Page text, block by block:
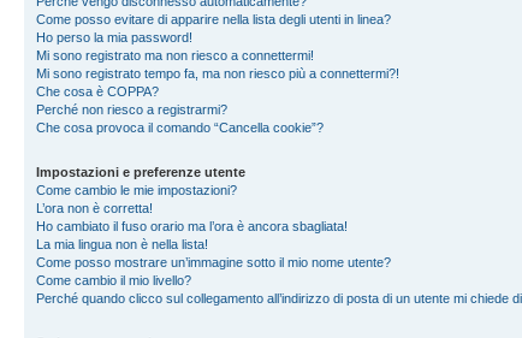
Come posso evitare di apparire nella lista degli utenti in linea?
Ho perso la mia password!
Mi sono registrato ma non riesco a connettermi!
Mi sono registrato tempo fa, ma non riesco più a connettermi?!
Che cosa è COPPA?
Perché non riesco a registrarmi?
Che cosa provoca il comando “Cancella cookie”?
Impostazioni e preferenze utente
Come cambio le mie impostazioni?
L’ora non è corretta!
Ho cambiato il fuso orario ma l’ora è ancora sbagliata!
La mia lingua non è nella lista!
Come posso mostrare un’immagine sotto il mio nome utente?
Come cambio il mio livello?
Perché quando clicco sul collegamento all’indirizzo di posta di un utente mi chiede